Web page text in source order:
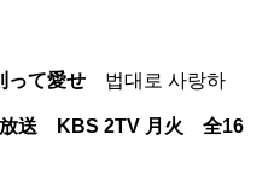
って愛せ 법대로 사랑하
放送 KBS 2TV 月火 全16